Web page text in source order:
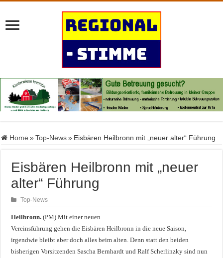
Home » Top-News » Eisbären Heilbronn mit „neuer alter“ Führung
Eisbären Heilbronn mit „neuer
alter“ Führung
Top-News
Heilbronn. (PM) Mit einer neuen
Vereinsführung gehen die Eisbären Heilbronn in die neue Saison,
irgendwie bleibt aber doch alles beim alten. Denn statt den beiden
bisherigen Vorsitzenden Sascha Bernhardt und Ralf Scherlinzky sind nun